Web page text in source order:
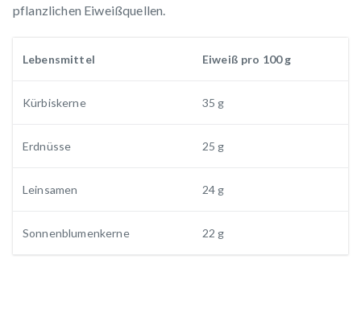
pflanzlichen Eiweißquellen.
Lebensmittel Eiweiß pro 100 g
Kürbiskerne 35 g
Erdnüsse 25 g
Leinsamen 24 g
Sonnenblumenkerne 22 g